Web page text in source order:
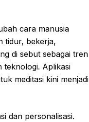
cara manusia
tidur, bekerja,
di sebut sebagai tren
teknologi. Aplikasi
meditasi kini menjadi
dan personalisasi.